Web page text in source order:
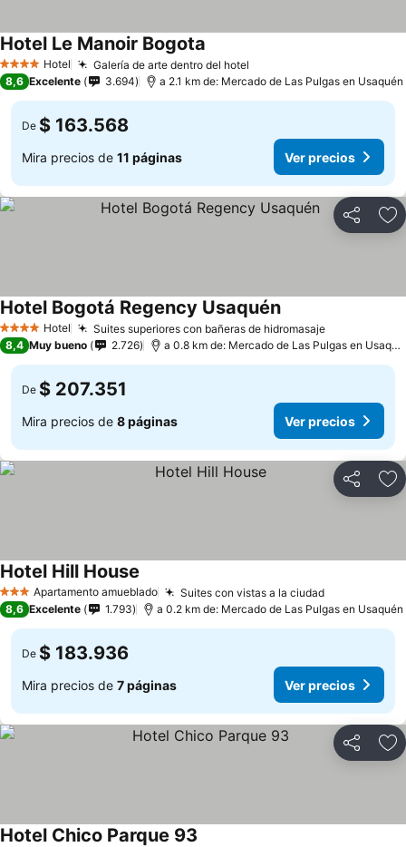
4 EstrellasHotel Galería de arte dentro del hotel
Hotel Le Manoir Bogota
8,6 Excelente 3.694 a 2.1 km de: Mercado de Las Pulgas en Usaquén
De $ 163.568
Mira precios de 11 páginas Ver precios
Compartir
4 EstrellasHotel Suites superiores con bañeras de hidromasajeVer precios
Hotel Bogotá Regency UsaquénVer precios
8,4 Muy bueno 2.726 a 0.8 km de: Mercado de Las Pulgas en
De $ 207.351
Mira precios de 8 páginas Ver precios
Compartir
3 EstrellasApartamento amueblado Suites con vistas a la ciudadVer precios
Hotel Hill House
8,6 Excelente 1.793 a 0.2 km de: Mercado de Las Pulgas en Usaquén
De $ 183.936
Mira precios de 7 páginas Ver precios
Compartir
Hotel Chico Parque 93